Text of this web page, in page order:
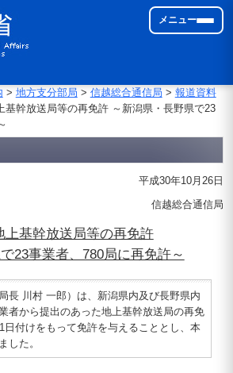
メニュー
> 地方支分部局 > 信越総合通信局 > 報道資料
幹放送局等の再免許 ～新潟県・長野県で23
平成30年10月26日
信越総合通信局
上基幹放送局等の再免許
23事業者、780局に再免許～
長 川村 一郎）は、新潟県内及び長野県内
者から提出のあった地上基幹放送局の再免
日付けをもって免許を与えることとし、本
した。